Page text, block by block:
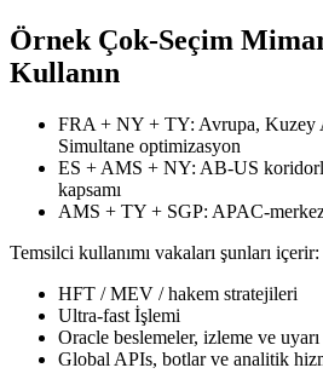
Örnek Çok-Seçim
Kullanın
FRA + NY + TY: Avrupa, Kuzey
Simultane optimizasyon
ES + AMS + NY: AB-US
kapsamı
AMS + TY + SGP: APAC-
Temsilci kullanımı vakaları şunları içerir:
HFT / MEV / hakem stratejileri
Ultra-fast İşlemi
Oracle beslemeler, izleme ve uyarı
Global APIs, botlar ve analitik